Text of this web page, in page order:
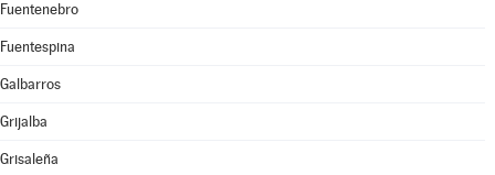
Fuentenebro
Fuentespina
Galbarros
Grijalba
Grisaleña